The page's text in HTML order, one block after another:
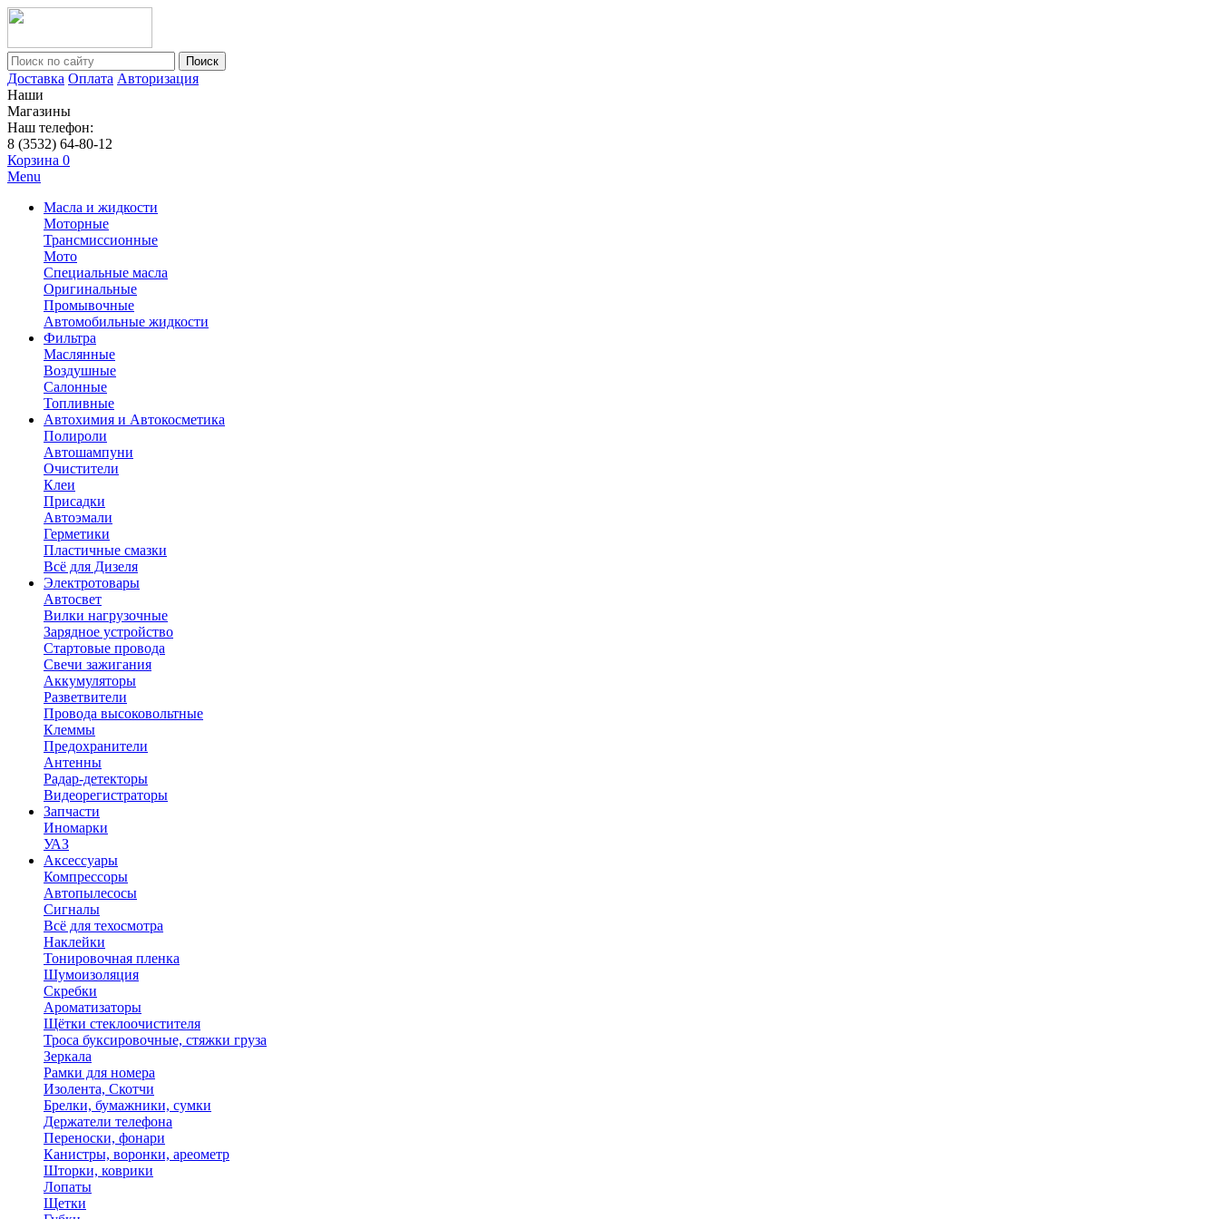
Поиск
Доставка Оплата Авторизация
Наши
Магазины
Наш телефон:
8 (3532) 64-80-12
Корзина 0
Menu
Масла и жидкости
Моторные
Трансмиссионные
Мото
Специальные масла
Оригинальные
Промывочные
Автомобильные жидкости
Фильтра
Маслянные
Воздушные
Салонные
Топливные
Автохимия и Автокосметика
Полироли
Автошампуни
Очистители
Клеи
Присадки
Автоэмали
Герметики
Пластичные смазки
Всё для Дизеля
Электротовары
Автосвет
Вилки нагрузочные
Зарядное устройство
Стартовые провода
Свечи зажигания
Аккумуляторы
Разветвители
Провода высоковольтные
Клеммы
Предохранители
Антенны
Радар-детекторы
Видеорегистраторы
Запчасти
Иномарки
УАЗ
Аксесcуары
Компрессоры
Автопылесосы
Сигналы
Всё для техосмотра
Наклейки
Тонировочная пленка
Шумоизоляция
Скребки
Ароматизаторы
Щётки стеклоочистителя
Троса буксировочные, стяжки груза
Зеркала
Рамки для номера
Изолента, Скотчи
Брелки, бумажники, сумки
Держатели телефона
Переноски, фонари
Канистры, воронки, ареометр
Шторки, коврики
Лопаты
Щетки